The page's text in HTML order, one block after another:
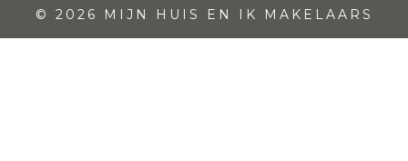
© 2026 MIJN HUIS EN IK MAKELAARS